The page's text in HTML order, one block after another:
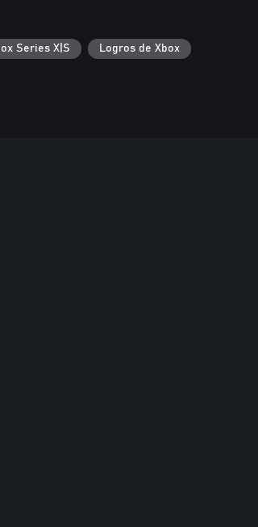
Series X|S Logros de Xbox